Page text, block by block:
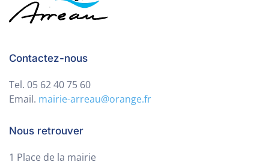
Contactez-nous
Tel. 05 62 40 75 60
Email. mairie-arreau@orange.fr
Nous retrouver
1 Place de la mairie